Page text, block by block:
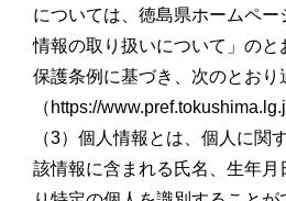
については、徳島県ホームペー
情報の取り扱いについて」のと
保護条例に基づき、次のとおり
（https://
（3）個人情報とは、個人に関
該情報に含まれる氏名、生年月